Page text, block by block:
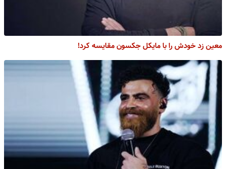
معین زد خودش را با مایکل جکسون مقایسه کرد!